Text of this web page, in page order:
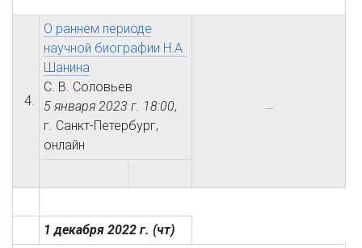
4.
О раннем периоде
научной биографии Н.А.
Шанина
С. В. Соловьев
5 января 2023 г. 18:00,
г. Санкт-Петербург,
онлайн
1 декабря 2022 г. (чт)